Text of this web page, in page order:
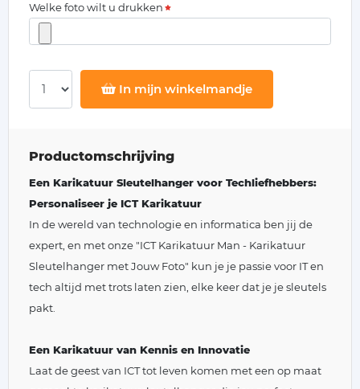
Welke foto wilt u drukken
In mijn winkelmandje
Productomschrijving
Een Karikatuur Sleutelhanger voor Techliefhebbers:
Personaliseer je ICT Karikatuur
In de wereld van technologie en informatica ben jij de
expert, en met onze "ICT Karikatuur Man - Karikatuur
Sleutelhanger met Jouw Foto" kun je je passie voor IT en
tech altijd met trots laten zien, elke keer dat je je sleutels
pakt.
Een Karikatuur van Kennis en Innovatie
Laat de geest van ICT tot leven komen met een op maat